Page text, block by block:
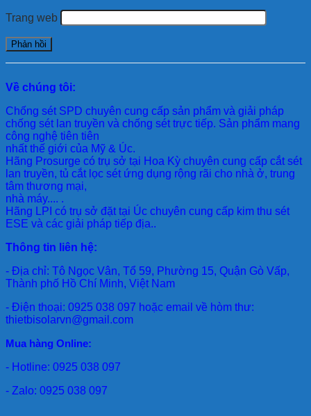
Trang web
Về chúng tôi:
Chống sét SPD chuyên cung cấp sản phẩm và giải pháp
chống sét lan truyền và chống sét trực tiếp. Sản phẩm mang
công nghệ tiên tiên
nhất thế giới của Mỹ & Úc.
Hãng Prosurge có trụ sở tại Hoa Kỳ chuyên cung cấp cắt sét
lan truyền, tủ cắt lọc sét ứng dụng rộng rãi cho nhà ở, trung
tâm thương mại,
nhà máy.... .
Hãng LPI có trụ sở đặt tại Úc chuyên cung cấp kim thu sét
ESE và các giải pháp tiếp địa..
Thông tin liên hệ:
- Địa chỉ: Tô Ngọc Vân, Tổ 59, Phường 15, Quận Gò Vấp,
Thành phố Hồ Chí Minh, Việt Nam
- Điện thoại: 0925 038 097 hoặc email về hòm thư:
thietbisolarvn@gmail.com
Mua hàng Online:
- Hotline: 0925 038 097
- Zalo: 0925 038 097